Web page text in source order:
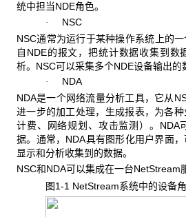
统中担当NDE角色。
· NSC
NSC通常为运行于某种操作系统上的
自NDE的报文，把统计数据收集到数
析。NSC可以采集多个NDE设备输出的
· NDA
NDA是一个网络流量分析工具，它从
进一步的加工处理，生成报表，为各
计费、网络规划、攻击监测）。NDA
据。通常，NDA具有图形化用户界面，
显示和分析收集到的数据。
NSC和NDA可以集成在一台NetStream
图1-1 NetStream系统中的设备